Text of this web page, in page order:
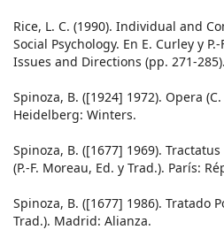
Rice, L. C. (1990). Individual and
Social Psychology. En E. Curley y
Issues and Directions (pp. 271-
Spinoza, B. ([1924] 1972). Opera
Heidelberg: Winters.
Spinoza, B. ([1677] 1969).
(P.-F. Moreau, Ed. y Trad.). París:
Spinoza, B. ([1677] 1986). Tratado
Trad.). Madrid: Alianza.